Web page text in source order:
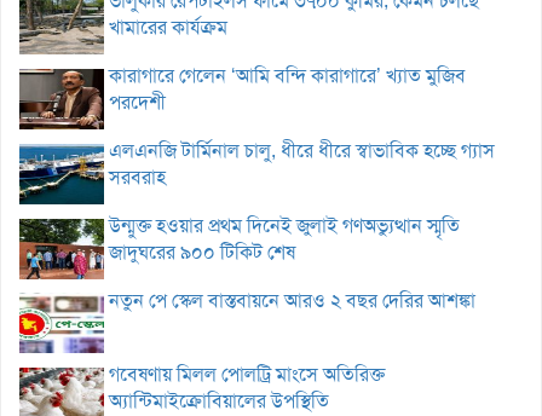
খামারের কার্যক্রম
কারাগারে গেলেন ‘আমি বন্দি কারাগারে’ খ্যাত মুজিব
পরদেশী
এলএনজি টার্মিনাল চালু, ধীরে ধীরে স্বাভাবিক হচ্ছে গ্যাস
সরবরাহ
উন্মুক্ত হওয়ার প্রথম দিনেই জুলাই গণঅভ্যুত্থান স্মৃতি
জাদুঘরের ৯০০ টিকিট শেষ
নতুন পে স্কেল বাস্তবায়নে আরও ২ বছর দেরির আশঙ্কা
গবেষণায় মিলল পোলট্রি মাংসে অতিরিক্ত
অ্যান্টিমাইক্রোবিয়ালের উপস্থিতি